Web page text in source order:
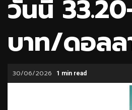
วันนี้
บาท/ดอลล
30/06/2026 1 min read